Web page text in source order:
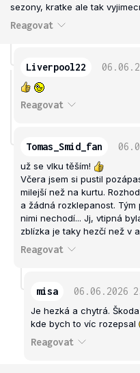
sezony, kratke ale tak
Reagovat
Liverpool22
Reagovat
Tomas_Smid_fan
už se vlku těším!
Včera jsem si pustil
milejší než na kurtu.
a žádná rozklepanost.
nimi nechodí... Jj, vtipná
zblízka je taky hezčí než v
Reagovat
misa 06.06.2026
Je hezká a chytrá.
kde bych to víc rozepsal
Reagovat